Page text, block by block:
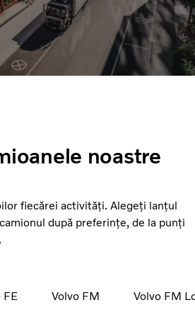
noastre
fiecărei activități. Alegeți lanțul
după preferințe, de la punți
FE Volvo FM Volvo FM